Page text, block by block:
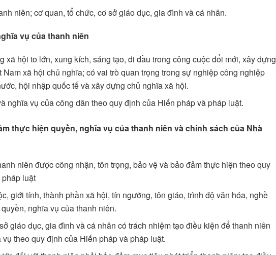
niên; cơ quan, tổ chức, cơ sở giáo dục, gia đình và cá nhân.
vụ của thanh niên
xã hội to lớn, xung kích, sáng tạo, đi đầu trong công cuộc đổi mới, xây dựng
xã hội chủ nghĩa; có vai trò quan trọng trong sự nghiệp công nghiệp
hội nhập quốc tế và xây dựng chủ nghĩa xã hội.
nghĩa vụ của công dân theo quy định của Hiến pháp và pháp luật.
thực hiện quyền, nghĩa vụ của thanh niên và chính sách của Nhà
niên được công nhận, tôn trọng, bảo vệ và bảo đảm thực hiện theo quy
luật
giới tính, thành phần xã hội, tín ngưỡng, tôn giáo, trình độ văn hóa, nghề
nghĩa vụ của thanh niên.
giáo dục, gia đình và cá nhân có trách nhiệm tạo điều kiện để thanh niên
theo quy định của Hiến pháp và pháp luật.